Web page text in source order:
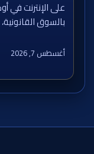
على الإنترنت في
بالسوق القانونية،
أغسطس 7, 2026